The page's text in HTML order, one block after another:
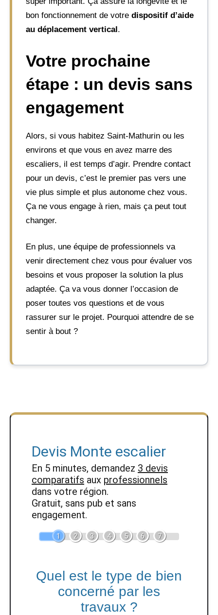
bon fonctionnement de votre dispositif d’aide
au déplacement vertical.
Votre prochaine
étape : un devis sans
engagement
Alors, si vous habitez Saint-Mathurin ou les
environs et que vous en avez marre des
escaliers, il est temps d’agir. Prendre contact
pour un devis, c’est le premier pas vers une
vie plus simple et plus autonome chez vous.
Ça ne vous engage à rien, mais ça peut tout
changer.
En plus, une équipe de professionnels va
venir directement chez vous pour évaluer vos
besoins et vous proposer la solution la plus
adaptée. Ça va vous donner l’occasion de
poser toutes vos questions et de vous
rassurer sur le projet. Pourquoi attendre de se
sentir à bout ?
Devis Monte escalier
En 5 minutes, demandez 3 devis
comparatifs aux professionnels
dans votre région.
Gratuit, sans pub et sans
engagement.
1 2 3 4 5 6 7
Quel est le type de bien
concerné par les
travaux ?